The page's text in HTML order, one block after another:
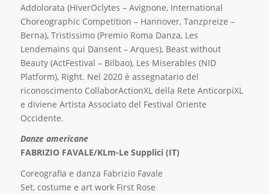
Addolorata (HiverOclytes – Avignone, International
Choreographic Competition – Hannover, Tanzpreize –
Berna), Tristissimo (Premio Roma Danza, Les
Lendemains qui Dansent – Arques), Beast without
Beauty (ActFestival – Bilbao), Les Miserables (NID
Platform), Right. Nel 2020 è assegnatario del
riconoscimento CollaborActionXL della Rete AnticorpiXL
e diviene Artista Associato del Festival Oriente
Occidente.
Danze americane
FABRIZIO FAVALE/KLm-Le Supplici (IT)
Coreografia e danza Fabrizio Favale
Set, costume e art work First Rose